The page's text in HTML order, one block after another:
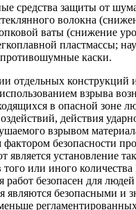
средства защиты от
волокна
ваты (снижение
пластмассы;
каски.
отдельных конструкций
взрыва
в опасной зоне
действия
взрывом
безопасности
является установление
того или иного
работ безопасен для
являются безопасными и